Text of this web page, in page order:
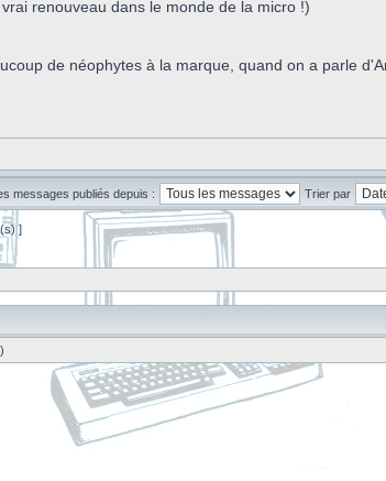
renouveau dans le monde de la micro !)
de néophytes à la marque, quand on a parle
messages publiés depuis : Trier par
]